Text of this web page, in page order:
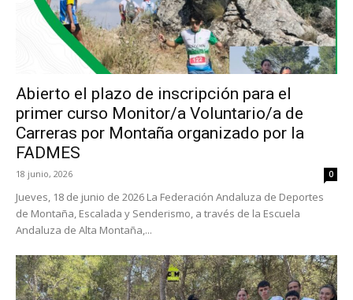
Abierto el plazo de inscripción para el
primer curso Monitor/a Voluntario/a de
Carreras por Montaña organizado por la
FADMES
18 junio, 2026 0
Jueves, 18 de junio de 2026 La Federación Andaluza de Deportes
de Montaña, Escalada y Senderismo, a través de la Escuela
Andaluza de Alta Montaña,...